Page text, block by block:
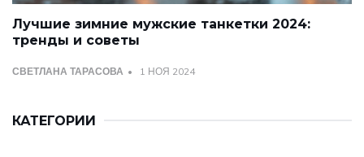
Лучшие зимние мужские танкетки 2024:
тренды и советы
СВЕТЛАНА ТАРАСОВА 1 НОЯ 2024
КАТЕГОРИИ